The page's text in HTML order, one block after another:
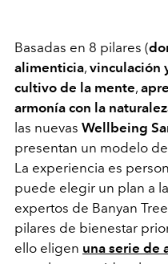
Basadas en 8 pilares (
alimenticia, vinculación
cultivo de la mente,
armonía con la
las nuevas Wellbeing
presentan un modelo
La experiencia es
puede elegir un plan a
expertos de Banyan
pilares de bienestar
ello eligen una serie de